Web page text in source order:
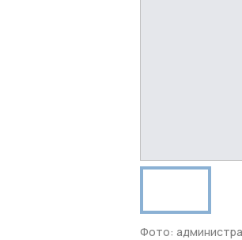
Фото: